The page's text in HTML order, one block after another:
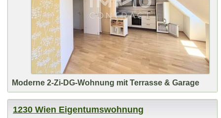
Moderne 2-Zi-DG-Wohnung mit Terrasse & Garage
1230 Wien Eigentumswohnung